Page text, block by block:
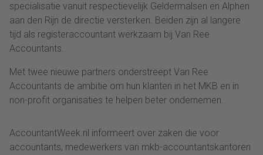
specialisatie vanuit respectievelijk Geldermalsen en Alphen
aan den Rijn de directie versterken. Beiden zijn al langere
tijd als registeraccountant werkzaam bij Van Ree
Accountants.
Met twee nieuwe partners onderstreept Van Ree
Accountants de ambitie om hun klanten in het MKB en in
non-profit organisaties te helpen beter ondernemen.
AccountantWeek.nl informeert over zaken die voor
accountants, medewerkers van mkb-accountantskantoren